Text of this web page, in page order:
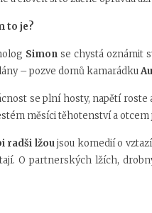
to je?
Simon se chystá oznámit
– pozve domů kamarádku
se plní hosty, napětí
měsíci těhotenství a
radši lžoujsou komedií o
O partnerských lžích,